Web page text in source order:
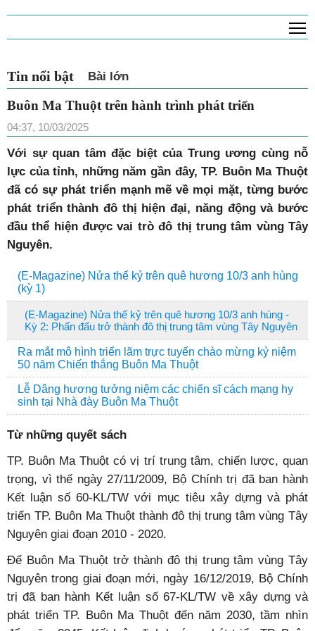
Tin nổi bật Bài lớn
Buôn Ma Thuột trên hành trình phát triển
04:37, 10/03/2025
Với sự quan tâm đặc biệt của Trung ương cùng nỗ
lực của tỉnh, những năm gần đây, TP. Buôn Ma Thuột
đã có sự phát triển mạnh mẽ về mọi mặt, từng bước
phát triển thành đô thị hiện đại, năng động và bước
đầu thể hiện được vai trò đô thị trung tâm vùng Tây
Nguyên.
(E-Magazine) Nửa thế kỷ trên quê hương 10/3 anh hùng
(kỳ 1)
(E-Magazine) Nửa thế kỷ trên quê hương 10/3 anh hùng -
Kỳ 2: Phấn đấu trở thành đô thị trung tâm vùng Tây Nguyên
Ra mắt mô hình triển lãm trực tuyến chào mừng kỷ niệm
50 năm Chiến thắng Buôn Ma Thuột
Lễ Dâng hương tưởng niệm các chiến sĩ cách mạng hy
sinh tại Nhà đày Buôn Ma Thuột
Từ những quyết sách
TP. Buôn Ma Thuột có vị trí trung tâm, chiến lược, quan
trọng, vì thế ngày 27/11/2009, Bộ Chính trị đã ban hành
Kết luận số 60-KL/TW với mục tiêu xây dựng và phát
triển TP. Buôn Ma Thuột thành đô thị trung tâm vùng Tây
Nguyên giai đoạn 2010 - 2020.
Ðể Buôn Ma Thuột trở thành đô thị trung tâm vùng Tây
Nguyên trong giai đoạn mới, ngày 16/12/2019, Bộ Chính
trị đã ban hành Kết luận số 67-KL/TW về xây dựng và
phát triển TP. Buôn Ma Thuột đến năm 2030, tầm nhìn